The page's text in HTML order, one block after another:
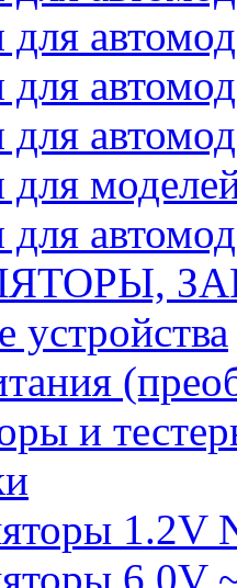
для
для
для
для
для
устройства
и
1.2V